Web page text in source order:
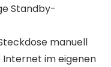
Standby-
manuell
im eigenen